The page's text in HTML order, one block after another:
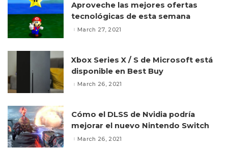
Aproveche las mejores ofertas
tecnológicas de esta semana
March 27, 2021
Xbox Series X / S de Microsoft está
disponible en Best Buy
March 26, 2021
Cómo el DLSS de Nvidia podría
mejorar el nuevo Nintendo Switch
March 26, 2021